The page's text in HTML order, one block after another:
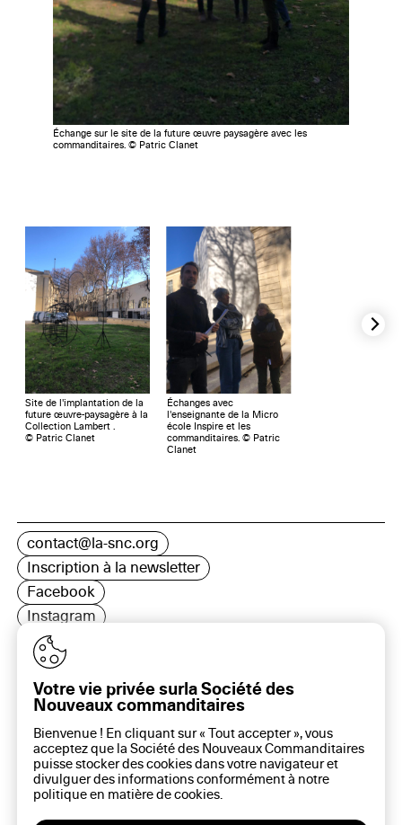
Échange sur le site de la future œuvre paysagère avec les
commanditaires. © Patric Clanet
Site de l'implantation de la
future œuvre-paysagère à la
Collection Lambert .
© Patric Clanet
Échanges avec
l'enseignante de la Micro
école Inspire et les
commanditaires. © Patric
Clanet
contact@la-snc.org
Inscription à la newsletter
Facebook
Instagram
LinkedIn
16 rue Rambuteau, 75003 Paris
Plan du site
Aide sur ce site
Gestion des cookies
Politique des cookies
Politique de confidentialité
Votre vie privée surla Société des
Nouveaux commanditaires
Bienvenue ! En cliquant sur « Tout accepter », vous
acceptez que la Société des Nouveaux Commanditaires
puisse stocker des cookies dans votre navigateur et
divulguer des informations conformément à notre
politique en matière decookies.